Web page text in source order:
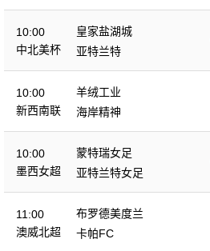
10:00
中北美杯
皇家盐湖城
亚特兰特
10:00
新西南联
羊绒工业
海岸精神
10:00
墨西女超
蒙特瑞女足
亚特兰特女足
11:00
澳威北超
布罗德美度兰
卡帕FC